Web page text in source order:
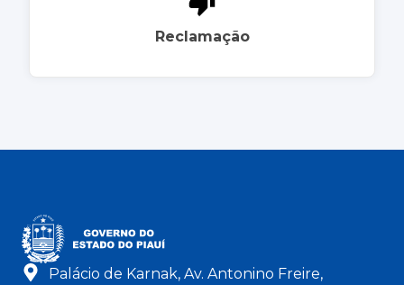
Reclamação
Palácio de Karnak, Av. Antonino Freire,